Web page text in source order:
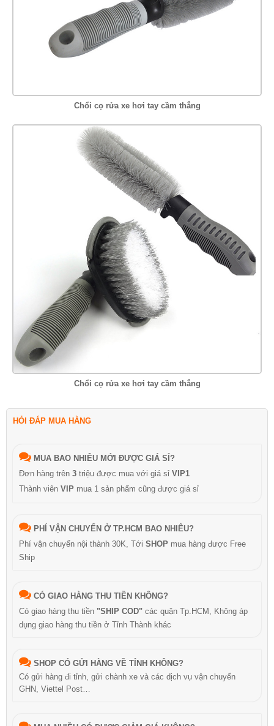
Chổi cọ rửa xe hơi tay cầm thẳng
Chổi cọ rửa xe hơi tay cầm thẳng
HỎI ĐÁP MUA HÀNG
MUA BAO NHIÊU MỚI ĐƯỢC GIÁ SỈ?
Đơn hàng trên 3 triệu được mua với giá sỉ VIP1
Thành viên VIP mua 1 sản phẩm cũng được giá sỉ
PHÍ VẬN CHUYỂN Ở TP.HCM BAO NHIÊU?
Phí vận chuyển nội thành 30K, Tới SHOP mua hàng được Free
Ship
CÓ GIAO HÀNG THU TIỀN KHÔNG?
Có giao hàng thu tiền "SHIP COD" các quận Tp.HCM, Không áp
dụng giao hàng thu tiền ở Tỉnh Thành khác
SHOP CÓ GỬI HÀNG VỀ TỈNH KHÔNG?
Có gửi hàng đi tỉnh, gửi chành xe và các dịch vụ vận chuyển
GHN, Viettel Post…